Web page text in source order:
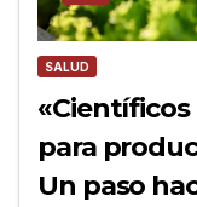
SALUD
para
Un paso